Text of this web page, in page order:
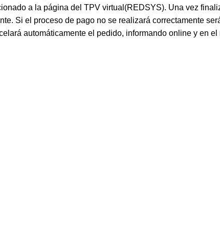
a la página del TPV virtual(REDSYS). Una vez
Si el proceso de pago no se realizará correctamente
automáticamente el pedido, informando online y en